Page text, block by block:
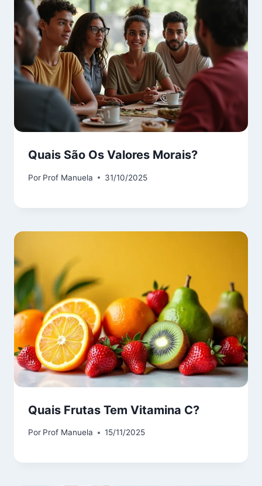
Quais São Os Valores Morais?
Por Prof Manuela 31/10/2025
Quais Frutas Tem Vitamina C?
Por Prof Manuela 15/11/2025